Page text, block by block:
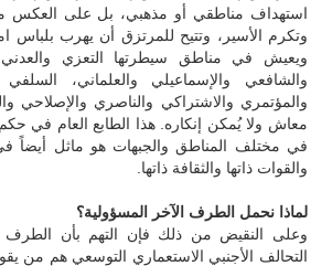
استهداف مناطقي أو مذهبي، بل على العكس
وتكرم الأسير، وتتيح للمرتزق أن يهرب بلباس
ويعيش في مناطق سيطرتها التعزي
والشافعي والإسماعيلي والعلماني،
والمؤتمري والاشتراكي والناصري والإصلاحي
معاش ولا يُمكن إنكاره. هذا الطابع العام في
في مختلف المناطق والجبهات هو ماثل أيضاً
والقوات ذاتها والثقافة ذاتها.
لماذا نحمل الطرف الآخر المسؤولية؟
وعلى النقيض من ذلك فإن التهم بأن الطرف
التحالف الأجنبي الاستعماري التوسعي هم من